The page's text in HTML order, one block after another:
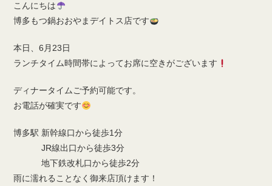
こんにちは
博多もつ鍋おおやまデイトス店です
本日、6月23日
ランチタイム時間帯によってお席に空きがございます
ディナータイムご予約可能です。
お電話が確実です
博多駅 新幹線口から徒歩1分
JR線出口から徒歩3分
地下鉄改札口から徒歩2分
雨に濡れることなく御来店頂けます！